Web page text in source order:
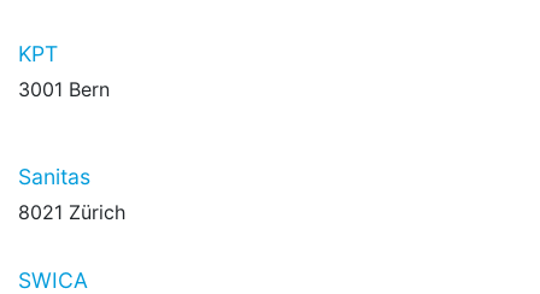
KPT
3001 Bern
Sanitas
8021 Zürich
SWICA